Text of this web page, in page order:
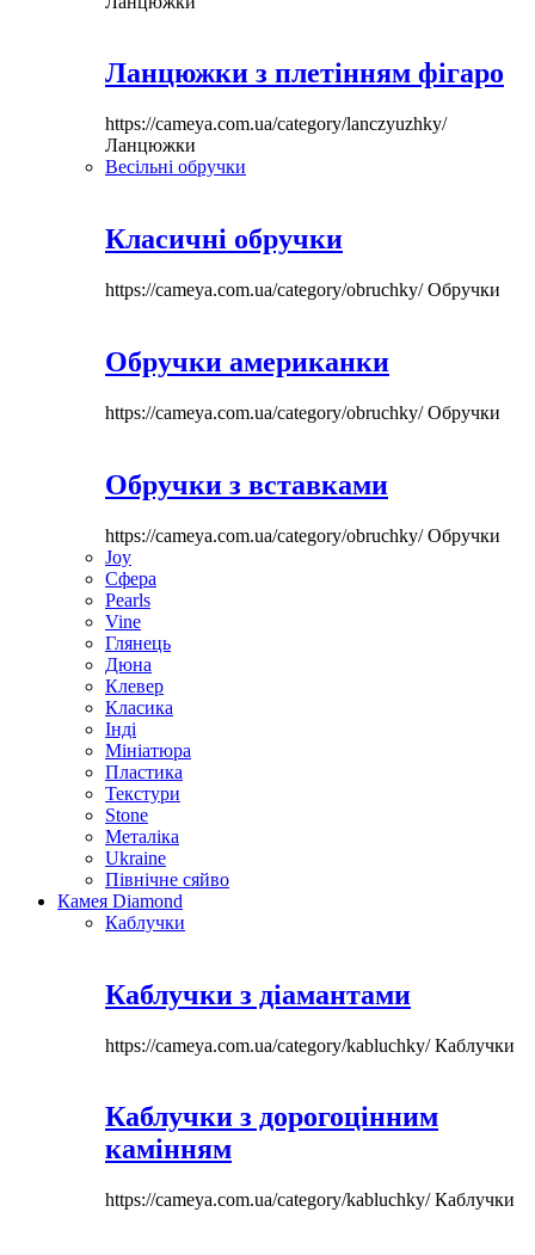
Ланцюжки з плетінням фігаро
https://cameya.com.ua/category/lanczyuzhky/
Ланцюжки
Весільні обручки
Класичні обручки
https://cameya.com.ua/category/obruchky/Обручки
Обручки американки
https://cameya.com.ua/category/obruchky/Обручки
Обручки з вставками
https://cameya.com.ua/category/obruchky/Обручки
Joy
Сфера
Pearls
Vine
Глянець
Дюна
Клевер
Класика
Інді
Мініатюра
Пластика
Текстури
Stone
Металіка
Ukraine
Північне сяйво
Камея Diamond
Каблучки
Каблучки з діамантами
https://cameya.com.ua/category/kabluchky/Каблучки
Каблучки з дорогоцінним
камінням
https://cameya.com.ua/category/kabluchky/Каблучки